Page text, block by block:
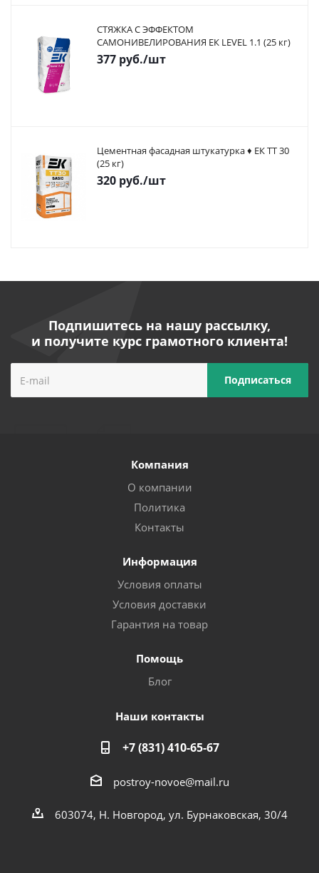
СТЯЖКА С ЭФФЕКТОМ
САМОНИВЕЛИРОВАНИЯ ЕК LEVEL 1.1 (25 кг)
377 руб./шт
Цементная фасадная штукатурка ♦ ЕК ТТ 30
(25 кг)
320 руб./шт
Подпишитесь на нашу рассылку,
и получите курс грамотного клиента!
Компания
О компании
Политика
Контакты
Информация
Условия оплаты
Условия доставки
Гарантия на товар
Помощь
Блог
Наши контакты
+7 (831) 410-65-67
postroy-novoe@mail.ru
603074, Н. Новгород, ул. Бурнаковская, 30/4